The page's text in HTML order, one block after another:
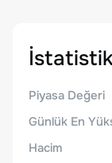
Piyasa Değeri
Günlük En
Hacim